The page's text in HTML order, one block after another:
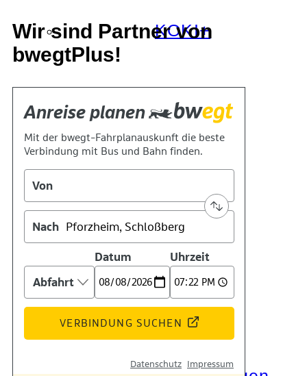
KOKI+
Kontakt
Kino
Das Team
Wir sind Partner von
bwegtPlus!